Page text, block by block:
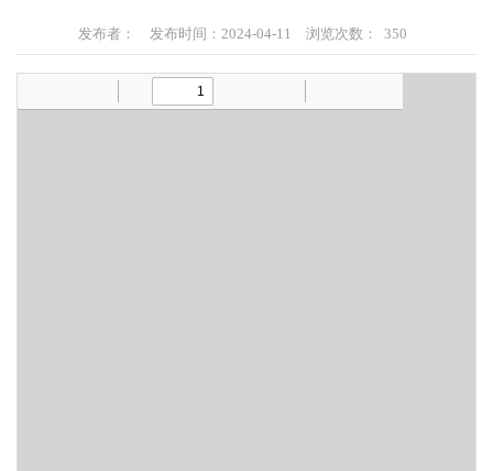
发布者： 发布时间：2024-04-11 浏览次数： 350